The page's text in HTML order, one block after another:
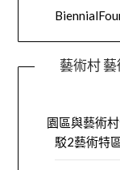
藝術村
園區與藝術村
駁2藝術特